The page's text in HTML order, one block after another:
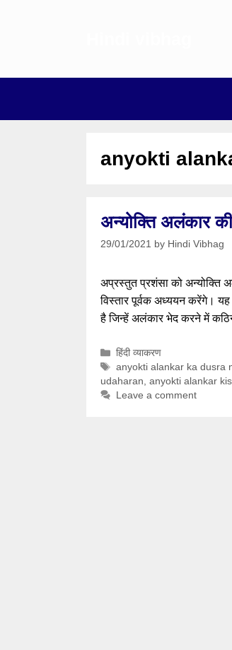
anyokti
अन्योक्ति अलंकार
29/01/2021 by Hindi Vibhag
अप्रस्तुत प्रशंसा को अन्योक्ति
विस्तार पूर्वक अध्ययन करेंगे। यह
है जिन्हें अलंकार भेद करने में
Categories
हिंदी व्याकरण
Tags
anyokti alankar ka dusra
udaharan anyokti alankar
Leave a comment